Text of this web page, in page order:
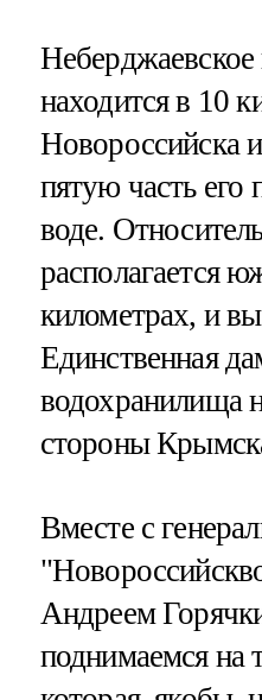
находится в 10
Новороссийска
пятую часть его
воде.
располагается
километрах, и
Единственная
водохранилища
стороны
Вместе с
Андреем
поднимаемся на